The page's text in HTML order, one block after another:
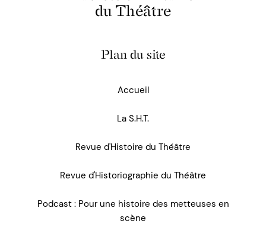
du Théâtre
Plan du site
Accueil
La S.H.T.
Revue d'Histoire du Théâtre
Revue d'Historiographie du Théâtre
Podcast : Pour une histoire des metteuses en
scène